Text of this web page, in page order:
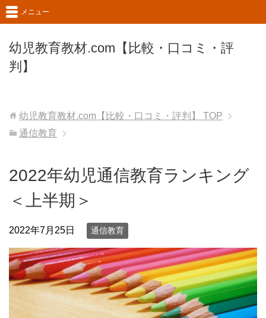
幼児教育教材.com【比較・口コミ・評
判】
メニュー
幼児教育教材.com【比較・口コミ・評判】
TOP
通信教育
2022年幼児通信教育ランキング
＜上半期＞
2022年7月25日 通信教育